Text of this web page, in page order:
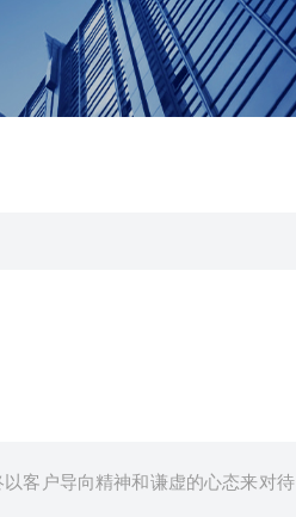
客户导向精神和谦虚的心态来对待